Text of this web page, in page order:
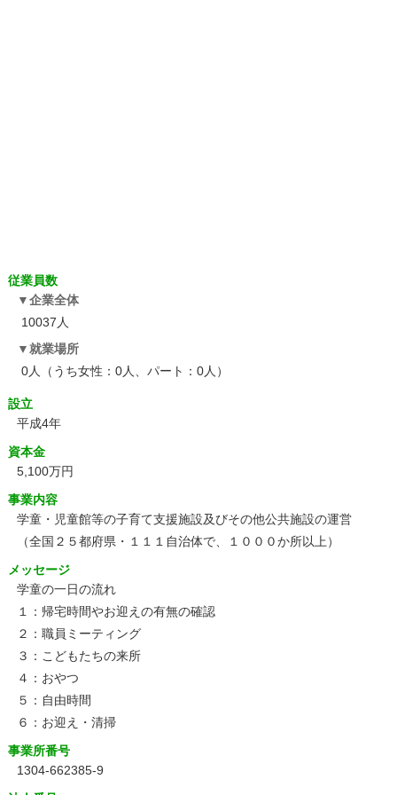
従業員数
企業全体
10037人
就業場所
0人（うち女性：0人、パート：0人）
設立
平成4年
資本金
5,100万円
事業内容
学童・児童館等の子育て支援施設及びその他公共施設の運営
（全国２５都府県・１１１自治体で、１０００か所以上）
メッセージ
学童の一日の流れ
１：帰宅時間やお迎えの有無の確認
２：職員ミーティング
３：こどもたちの来所
４：おやつ
５：自由時間
６：お迎え・清掃
事業所番号
1304-662385-9